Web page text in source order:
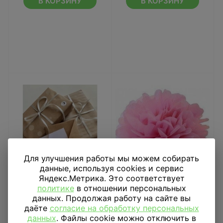
Открытка «С днем
рождения мой самый
любимый человек 2»
Помпон Розовый 20
см
Для улучшения работы мы можем собирать
данные, используя cookies и сервис
Яндекс.Метрика. Это соответствует
политикев отношении персональных
данных. Продолжая работу на сайте вы
даёте согласие на обработку персональных
данных. Файлы cookie можно отключить в